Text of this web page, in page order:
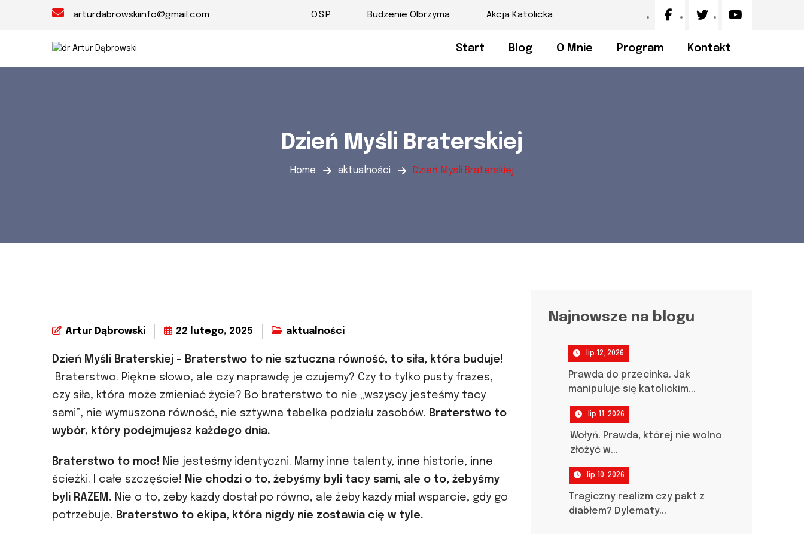
arturdabrowskiinfo@gmail.com O.S.P Budzenie Olbrzyma Akcja Katolicka
Start Blog O Mnie Program Kontakt
Dzień Myśli Braterskiej
Home aktualności Dzień Myśli Braterskiej
Artur Dąbrowski 22 lutego, 2025 aktualności
Dzień Myśli Braterskiej – Braterstwo to nie sztuczna równość, to siła, która buduje!
Braterstwo. Piękne słowo, ale czy naprawdę je czujemy? Czy to tylko pusty frazes,
czy siła, która może zmieniać życie? Bo braterstwo to nie „wszyscy jesteśmy tacy
sami”, nie wymuszona równość, nie sztywna tabelka podziału zasobów. Braterstwo to
wybór, który podejmujesz każdego dnia.
Braterstwo to moc! Nie jesteśmy identyczni. Mamy inne talenty, inne historie, inne
ścieżki. I całe szczęście! Nie chodzi o to, żebyśmy byli tacy sami, ale o to, żebyśmy
byli RAZEM. Nie o to, żeby każdy dostał po równo, ale żeby każdy miał wsparcie, gdy go
potrzebuje. Braterstwo to ekipa, która nigdy nie zostawia cię w tyle.
Najnowsze na blogu
lip 12, 2026
Prawda do przecinka. Jak
manipuluje się katolickim...
lip 11, 2026
Wołyń. Prawda, której nie wolno
złożyć w...
lip 10, 2026
Tragiczny realizm czy pakt z
diabłem? Dylematy...